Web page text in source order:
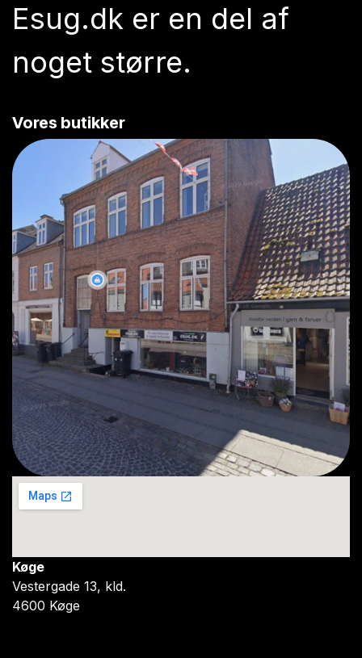
Esug.dk er en del af
noget større.
Vores butikker
Køge
Vestergade 13, kld.
4600 Køge